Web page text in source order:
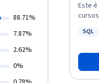
Este
limpar
dos
SQL
88.71%
7.87%
2.62%
0%